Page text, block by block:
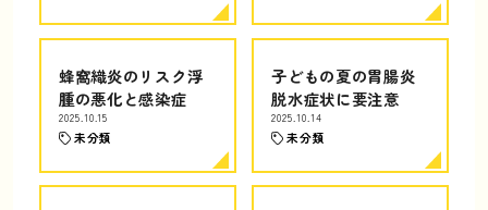
蜂窩織炎のリスク浮
腫の悪化と感染症
2025.10.15
未分類
子どもの夏の胃腸炎
脱水症状に要注意
2025.10.14
未分類